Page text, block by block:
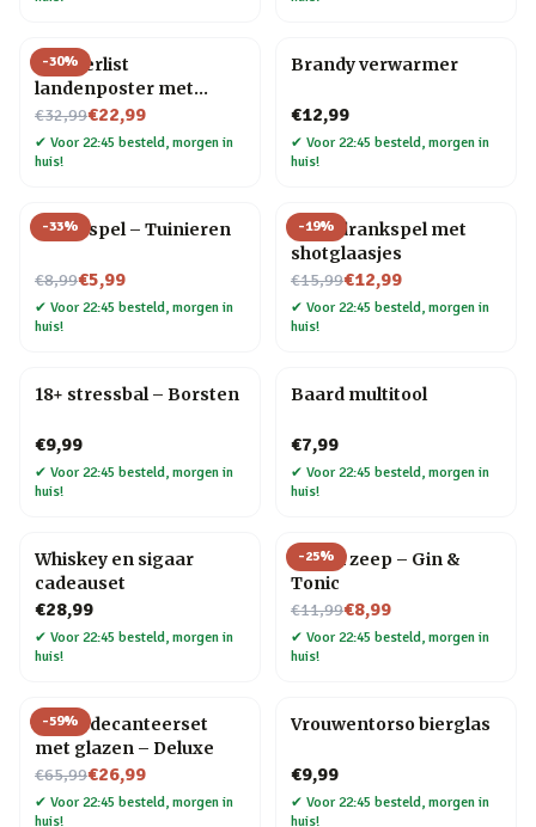
-30%
Wanderlist
landenposter met
krasfolie
€32,99
Nu voor€22,99
✔ Voor 22:45 besteld, morgen in
huis!
Brandy verwarmer
€12,99
✔ Voor 22:45 besteld, morgen in
huis!
-33%
Trivia spel – Tuinieren
€8,99
Nu voor€5,99
✔ Voor 22:45 besteld, morgen in
huis!
-19%
Ludo drankspel met
shotglaasjes
€15,99
Nu voor€12,99
✔ Voor 22:45 besteld, morgen in
huis!
18+ stressbal – Borsten
€9,99
✔ Voor 22:45 besteld, morgen in
huis!
Baard multitool
€7,99
✔ Voor 22:45 besteld, morgen in
huis!
Whiskey en sigaar
cadeauset
€28,99
✔ Voor 22:45 besteld, morgen in
huis!
-25%
Drank zeep – Gin &
Tonic
€11,99
Nu voor€8,99
✔ Voor 22:45 besteld, morgen in
huis!
-59%
Globe decanteerset
met glazen – Deluxe
€65,99
Nu voor€26,99
✔ Voor 22:45 besteld, morgen in
huis!
Vrouwentorso bierglas
€9,99
✔ Voor 22:45 besteld, morgen in
huis!